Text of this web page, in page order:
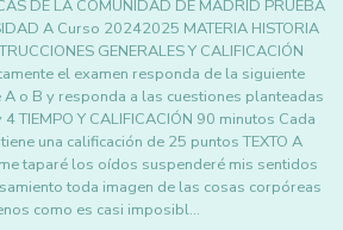
DE LA COMUNIDAD DE MADRID PRUEBA
A Curso 20242025 MATERIA HISTORIA
GENERALES Y CALIFICACIÓN
el examen responda de la siguiente
o B y responda a las cuestiones planteadas
TIEMPO Y CALIFICACIÓN 90 minutos Cada
una calificación de 25 puntos TEXTO A
taparé los oídos suspenderé mis sentidos
toda imagen de las cosas corpóreas
como es casi imposibl…